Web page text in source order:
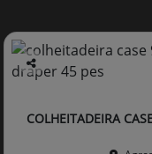
Co
arti
lhe
COLHEITADEIRA